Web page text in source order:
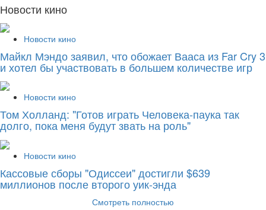
Новости кино
Новости кино
Майкл Мэндо заявил, что обожает Вааса из Far Cry 3
и хотел бы участвовать в большем количестве игр
Новости кино
Том Холланд: "Готов играть Человека-паука так
долго, пока меня будут звать на роль"
Новости кино
Кассовые сборы "Одиссеи" достигли $639
миллионов после второго уик-энда
Смотреть полностью